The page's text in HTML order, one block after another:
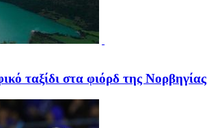
ταξίδι στα φιόρδ της Νορβηγίας